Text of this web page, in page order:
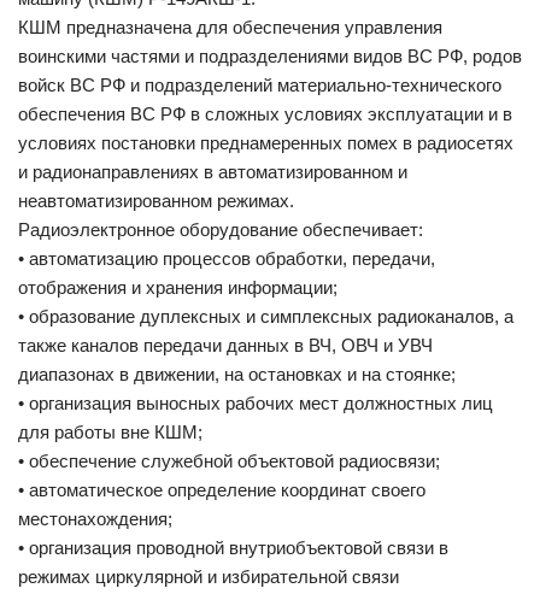
КШМ предназначена для обеспечения управления
воинскими частями и подразделениями видов ВС РФ, родов
войск ВС РФ и подразделений материально-технического
обеспечения ВС РФ в сложных условиях эксплуатации и в
условиях постановки преднамеренных помех в радиосетях
и радионаправлениях в автоматизированном и
неавтоматизированном режимах.
Радиоэлектронное оборудование обеспечивает:
• автоматизацию процессов обработки, передачи,
отображения и хранения информации;
• образование дуплексных и симплексных радиоканалов, а
также каналов передачи данных в ВЧ, ОВЧ и УВЧ
диапазонах в движении, на остановках и на стоянке;
• организация выносных рабочих мест должностных лиц
для работы вне КШМ;
• обеспечение служебной объектовой радиосвязи;
• автоматическое определение координат своего
местонахождения;
• организация проводной внутриобъектовой связи в
режимах циркулярной и избирательной связи